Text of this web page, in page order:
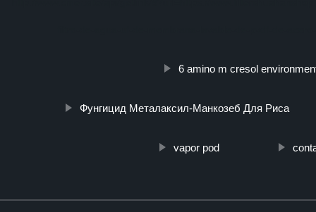
6 amino m cresol
Фунгицид Металаксил-Манкозеб Для Риса
vapor pod